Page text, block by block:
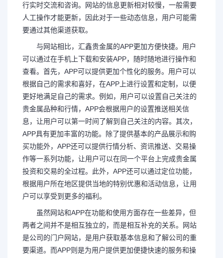
行实时交流和咨询。网站的信息更新相对较慢，一般需要
人工操作才能更新，因此对于一些动态信息，用户可能需
要通过其他渠道获取。
与网站相比，汇鑫贵金属的APP更加方便快捷。用户
可以通过在手机上下载和安装APP，随时随地进行操作和
查看。首先，APP可以提供更加个性化的服务。用户可以
根据自己的需求和喜好，在APP上进行设置和定制，以便
更好地满足自己的需求。例如，用户可以设置自己关注的
贵金属品种和行情，APP会根据用户的设置推送相关信
息，让用户可以第一时间了解到自己关注的内容。其次，
APP具有更加丰富的功能。除了提供基本的产品展示和购
买功能外，APP还可以提供行情分析、资讯推送、交易操
作等一系列功能，让用户可以在同一个平台上完成贵金属
投资和交易的全过程。此外，APP还可以通过定位功能，
根据用户所在地区提供当地的特别优惠和活动信息，让用
户可以享受到更多的福利。
虽然网站和APP在功能和使用方面存在一些差异，但
两者之间并不是相互独立的，而是相互补充的关系。网站
是公司的门户网站，是用户获取基本信息和了解公司的重
要渠道。而APP则是为用户提供更加便捷快速的服务和操